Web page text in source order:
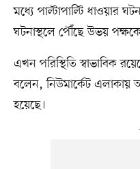
মধ্যে পাল্টাপাল্টি ধাওয়ার
ঘটনাস্থলে পৌঁছে উভয়
এখন পরিস্থিতি স্বাভাবিক
বলেন, নিউমার্কেট এলাকায়
হয়েছে।